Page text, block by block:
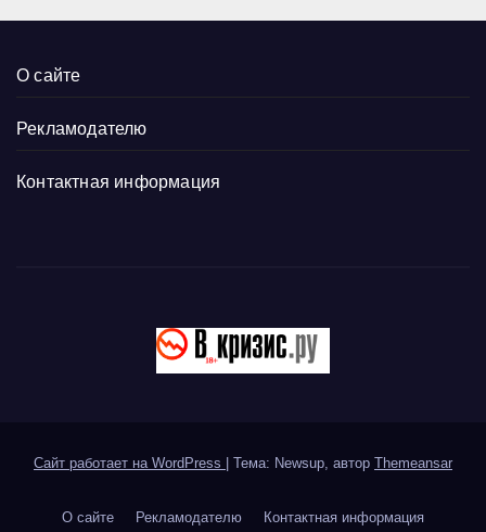
О сайте
Рекламодателю
Контактная информация
Сайт работает на WordPress | Тема: Newsup, автор Themeansar
О сайте Рекламодателю Контактная информация